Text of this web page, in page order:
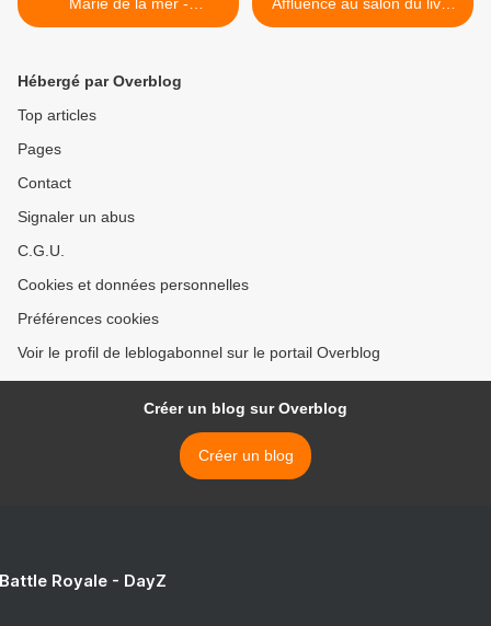
Rencontres MALRAUX
>
Hébergé par Overblog
Top articles
Pages
Contact
Signaler un abus
C.G.U.
Cookies et données personnelles
Préférences cookies
Voir le profil de leblogabonnel sur le portail Overblog
Créer un blog sur Overblog
Créer un blog
Royale - DayZ